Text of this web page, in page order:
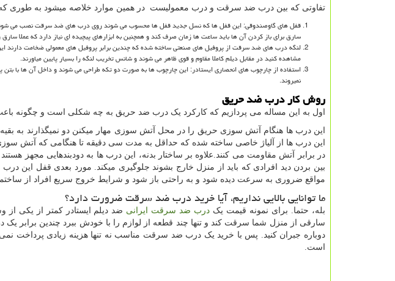
تفاوتی که بین درب ضد سرقت و درب معمولیست در همین موارد خلاصه میشود به طوری که
قفل های گاوصندوقی: این قفل ها که نسل جدید قفل ها محسوب می شوند روی درب های ضد سرقت نصب می
سارق برای باز کردن آن ها باید ساعت ها زمان صرف کند و همچنین به ابزارهای پیچیده ای نیاز دارد که عملا
لنگه درب های ضد سرقت از پروفیل های صنعتی ساخته شده که چندین برابر پروفیل های معمولی ضخامت دارند
مشاهده کنید در مقابل دیلم کاملا مقاوم و قوی ظاهر می شوند و شانس تخریب لنگه را بسیار پایین میاورند.
استفاده از چارچوب های انحصاری ایستادر: این چارچوب ها به صورت دو تکه طراحی می شوند و داخل آن ها با
نمیروند.
روش کار درب ضد حریق
اول به این مساله می پردازیم که کارکرد یک درب ضد حریق به چه شکلی است و چگونه
این درب ها هنگام آتش سوزی حریق را در محل آتش سوزی مهار میکنن دو نمیگذارند به بقیه
این درب ها از آلیاژ خاصی ساخته شده که حداقل به مدت سی دقیقه تا هنگامی که آتش
در برابر آتش مقاومت می کنند.علاوه بر ساختار بدنه، این درب ها به دودبندهایی مجهز
بین بردن دید افرادی که باید از منزل خارج بشوند جلوگیری میکند. مورد بعدی قفل
مواقع ضروری به سرعت دیده شود و به راحتی باز شود و شرایط خروج سریع افراد از
ما توانایی بالایی نداریم، آیا خرید درب ضد سرقت ضرورت دارد؟
بله، حتما. برای نمونه قیمت یک درب ضد سرقت ایرانی ضد دیلم ایستادر کمتر از یکی
سارقی از منزل شما سرقت کند و تنها چند قطعه از لوازم را با خودش ببرد چندین برابر یک
دوباره جبران کنید. پس با خرید یک درب ضد سرقت مناسب نه تنها هزینه زیادی پرداخت نمی
است.